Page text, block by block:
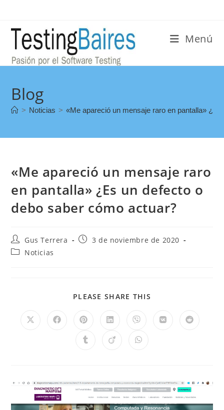
Menú
Blog
> Noticias > «Me apareció un mensaje raro en pantalla»
«Me apareció un mensaje raro
en pantalla» ¿Es un defecto o
debo saber cómo actuar?
Gus Terrera
3 de noviembre de 2020
Noticias
PLEASE SHARE THIS